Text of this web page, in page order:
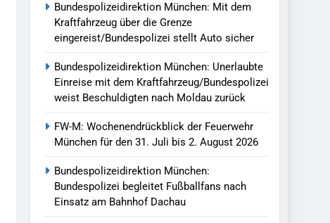
Bundespolizeidirektion München: Mit dem
Kraftfahrzeug über die Grenze
eingereist/Bundespolizei stellt Auto sicher
Bundespolizeidirektion München: Unerlaubte
Einreise mit dem Kraftfahrzeug/Bundespolizei
weist Beschuldigten nach Moldau zurück
FW-M: Wochenendrückblick der Feuerwehr
München für den 31. Juli bis 2. August 2026
Bundespolizeidirektion München:
Bundespolizei begleitet Fußballfans nach
Einsatz am Bahnhof Dachau